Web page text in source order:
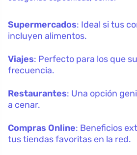
Supermercados: Ideal si tus
incluyen alimentos.
Viajes: Perfecto para los que
frecuencia.
Restaurantes: Una opción
a cenar.
Compras Online: Beneficios
tus tiendas favoritas en la red.